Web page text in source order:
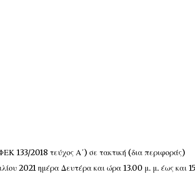
133/2018 τεύχος Α΄) σε τακτική (δια περιφοράς)
2021 ημέρα Δευτέρα και ώρα 13.00 μ. μ. έως και